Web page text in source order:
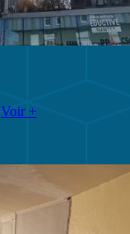
Voir +